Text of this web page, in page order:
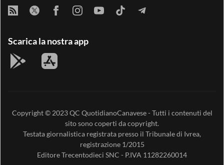
Scarica la nostra app
Copyright © 2023QC QuotidianoCanavese- Tutti i contenuti del
sito sono coperti da copyright.
Testata giornalistica registrata presso il Tribunale di Ivrea,
registrazione 1/2015
EditoreTrecentodieci SNC - P.IVA 11282260014